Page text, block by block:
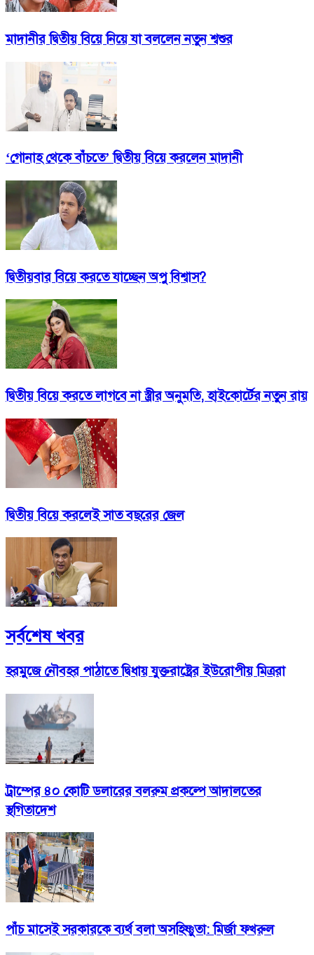
মাদানীর দ্বিতীয় বিয়ে নিয়ে যা বললেন নতুন শ্বশুর
‘গোনাহ থেকে বাঁচতে’ দ্বিতীয় বিয়ে করলেন মাদানী
দ্বিতীয়বার বিয়ে করতে যাচ্ছেন অপু বিশ্বাস?
দ্বিতীয় বিয়ে করতে লাগবে না স্ত্রীর অনুমতি, হাইকোর্টের নতুন রায়
দ্বিতীয় বিয়ে করলেই সাত বছরের জেল
সর্বশেষ খবর
হরমুজে নৌবহর পাঠাতে দ্বিধায় যুক্তরাষ্ট্রের ইউরোপীয় মিত্ররা
ট্রাম্পের ৪০ কোটি ডলারের বলরুম প্রকল্পে আদালতের
স্থগিতাদেশ
পাঁচ মাসেই সরকারকে ব্যর্থ বলা অসহিষ্ণুতা: মির্জা ফখরুল